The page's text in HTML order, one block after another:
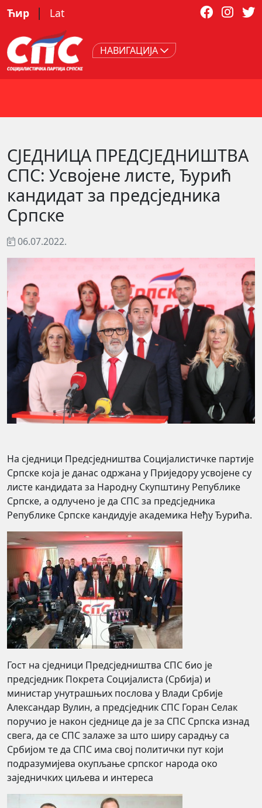
Ћир | Lat
НАВИГАЦИЈА
СЈЕДНИЦА ПРЕДСЈЕДНИШТВА
СПС: Усвојене листе, Ђурић
кандидат за предсједника
Српске
06.07.2022.
На сједници Предсједништва Социјалистичке партије
Српске која је данас одржана у Приједору усвојене су
листе кандидата за Народну Скупштину Републике
Српске, а одлучено је да СПС за предсједника
Републике Српске кандидује академика Неђу Ђурића.
Гост на сједници Предсједништва СПС био је
предсједник Покрета Социјалиста (Србија) и
министар унутрашњих послова у Влади Србије
Александар Вулин, а предсједник СПС Горан Селак
поручио је након сједнице да је за СПС Српска изнад
свега, да се СПС залаже за што ширу сарадњу са
Србијом те да СПС има свој политички пут који
подразумијева окупљање српског народа око
заједничких циљева и интереса